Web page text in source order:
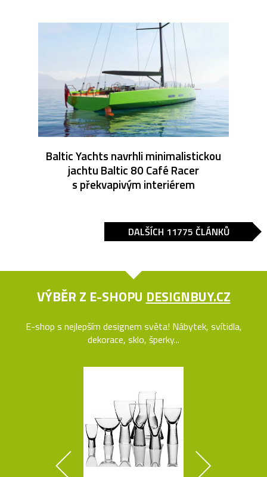
Baltic Yachts navrhli minimalistickou
jachtu Baltic 80 Café Racer
s překvapivým interiérem
DALŠÍCH 11775 ČLÁNKŮ
VÝBĚR Z E-SHOPU DESIGNBUY.CZ
E-shop s nejlepším designem světa! Nábytek, svítidla,
dekorace, sklo, šperky...